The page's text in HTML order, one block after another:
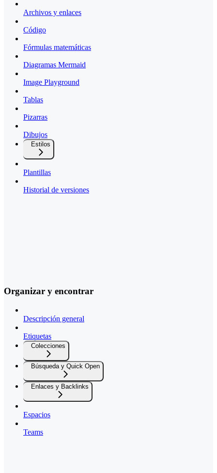
Archivos y enlaces
Código
Fórmulas matemáticas
Diagramas Mermaid
Image Playground
Tablas
Pizarras
Dibujos
Estilos
Plantillas
Historial de versiones
Organizar y encontrar
Descripción general
Etiquetas
Colecciones
Búsqueda y Quick Open
Enlaces y Backlinks
Espacios
Teams